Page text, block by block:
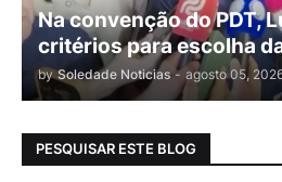
Na convenção do PDT,
critérios para escolha
by Soledade Noticias - agosto 05,
PESQUISAR ESTE BLOG